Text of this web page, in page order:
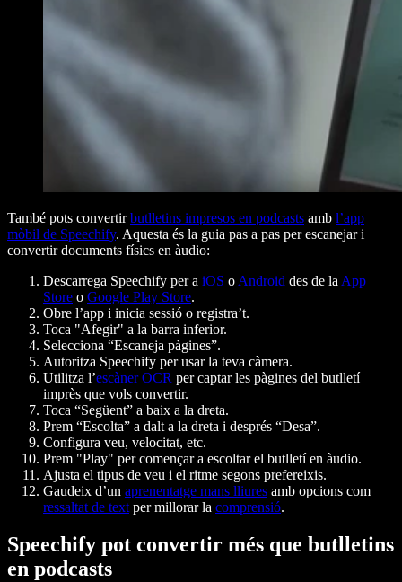
També pots convertirbutlletins impresos en podcasts amb l’app
mòbil de Speechify. Aquesta és la guia pas a pas per escanejar i
convertir documents físics en àudio:
Descarrega Speechify per a iOS o Android des de la App
Store o Google Play Store.
Obre l’app i inicia sessió o registra’t.
Toca "Afegir" a la barra inferior.
Selecciona “Escaneja pàgines”.
Autoritza Speechify per usar la teva càmera.
Utilitza l’escàner OCR per captar les pàgines del butlletí
imprès que vols convertir.
Toca “Següent” a baix a la dreta.
Prem “Escolta” a dalt a la dreta i després “Desa”.
Configura veu, velocitat, etc.
Prem "Play" per començar a escoltar el butlletí en àudio.
Ajusta el tipus de veu i el ritme segons prefereixis.
Gaudeix d’un aprenentatge mans lliures amb opcions com
ressaltat de text per millorar la comprensió.
Speechify pot convertir més que butlletins
en podcasts